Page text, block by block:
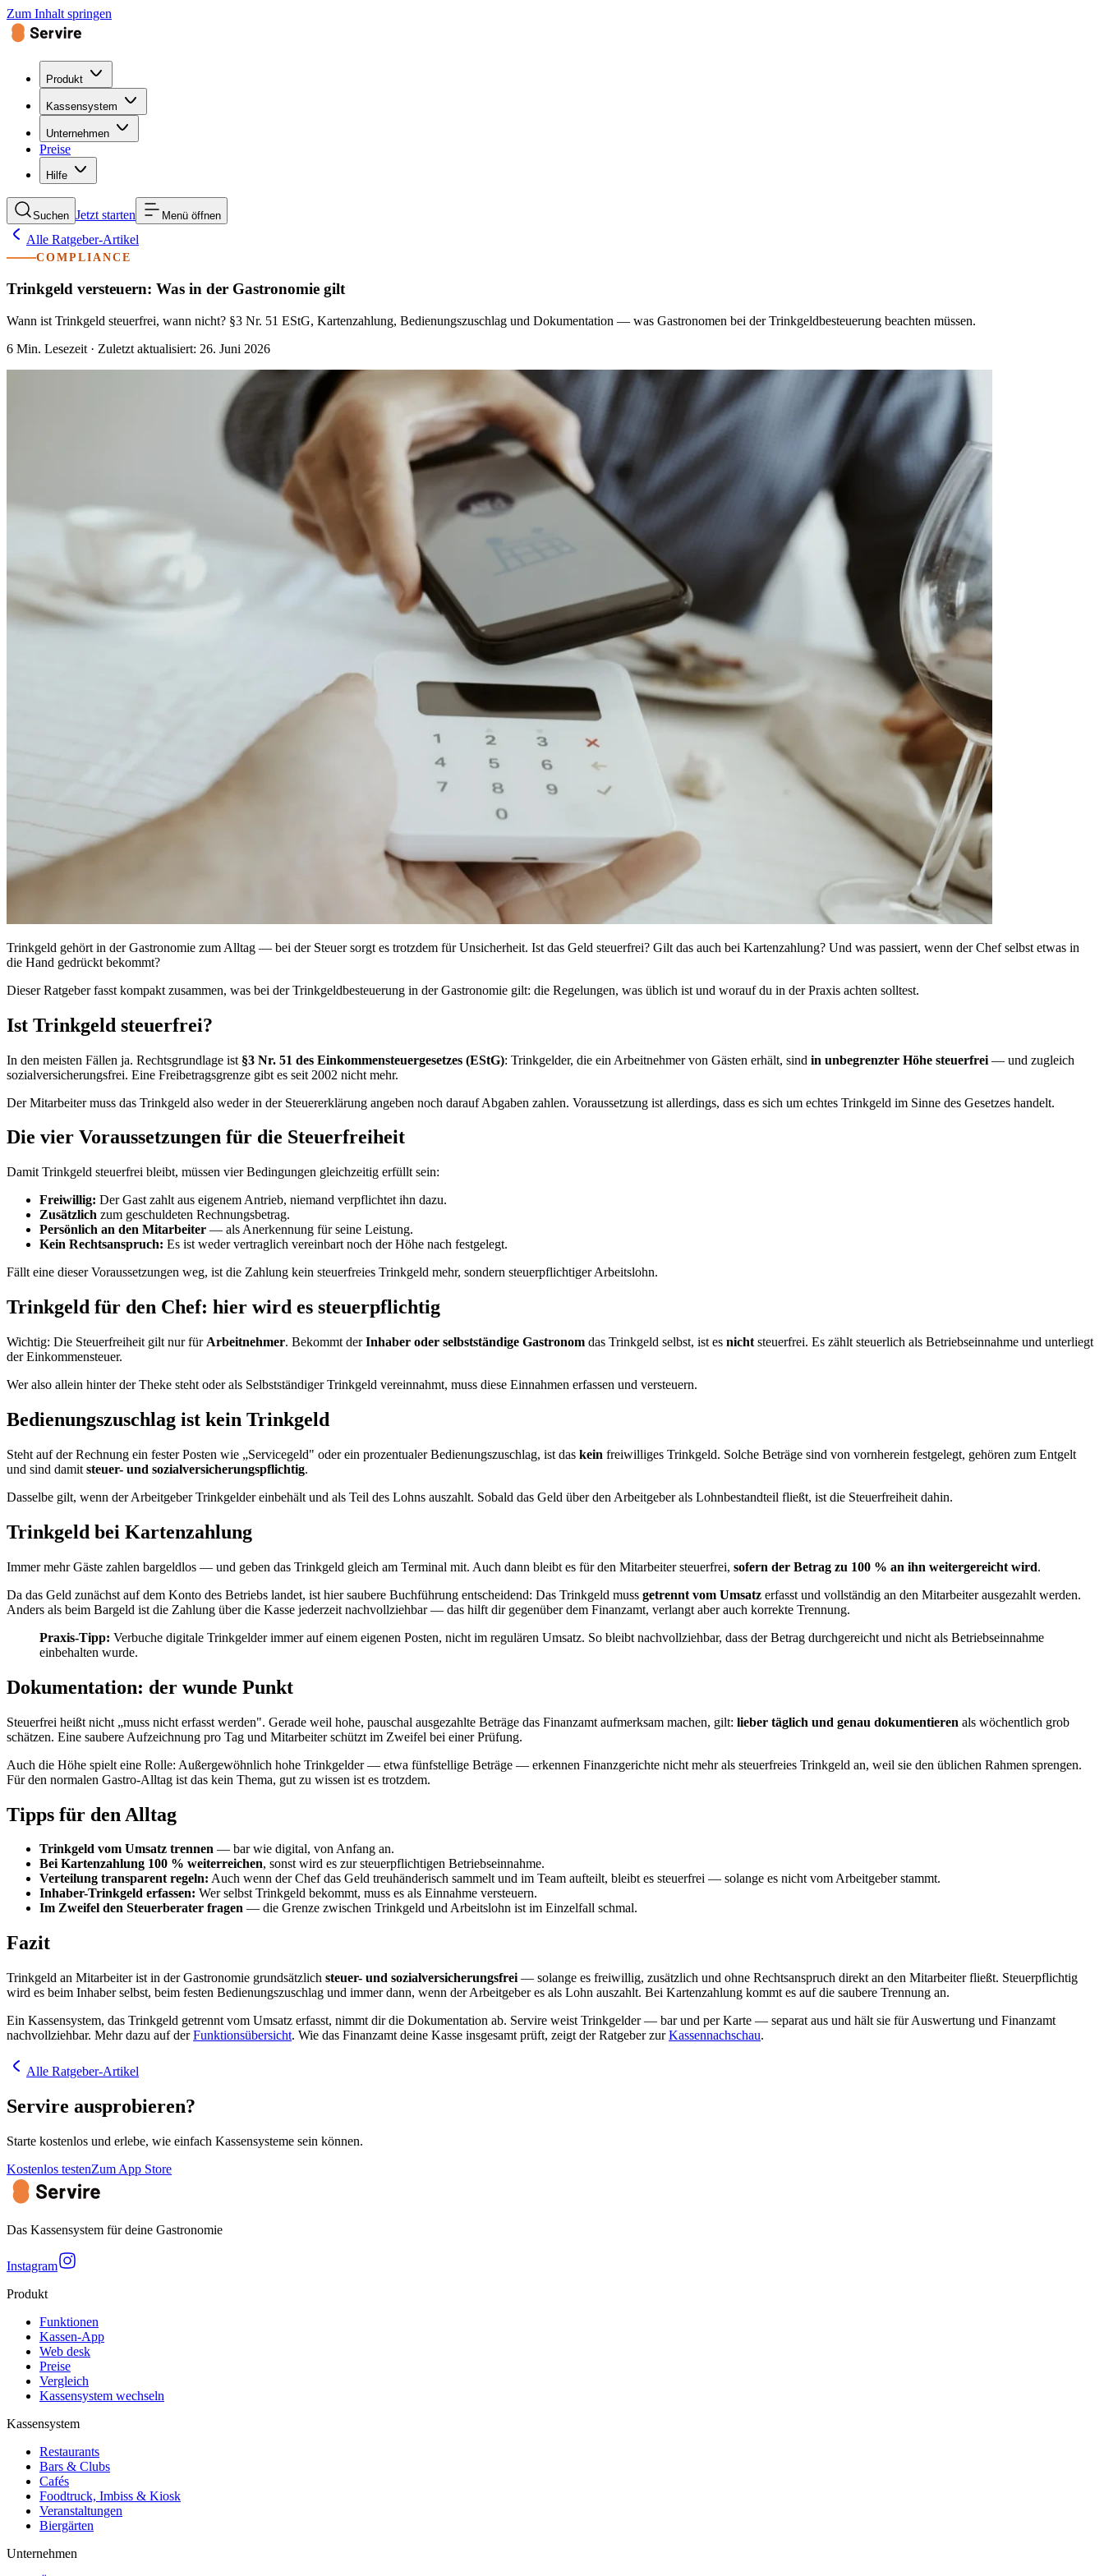
Zum Inhalt springen
Produkt
Kassensystem
Unternehmen
Preise
Hilfe
Suchen Jetzt starten Menü öffnen
Alle Ratgeber-Artikel
COMPLIANCE
Trinkgeld versteuern: Was in der Gastronomie gilt
Wann ist Trinkgeld steuerfrei, wann nicht? §3 Nr. 51 EStG, Kartenzahlung, Bedienungszuschlag und Dokumentation — was Gastronomen bei der Trinkgeldbesteuerung beachten müssen.
6 Min. Lesezeit · Zuletzt aktualisiert: 26. Juni 2026
Trinkgeld gehört in der Gastronomie zum Alltag — bei der Steuer sorgt es trotzdem für Unsicherheit. Ist das Geld steuerfrei? Gilt das auch bei Kartenzahlung? Und was passiert, wenn der Chef selbst etwas in
die Hand gedrückt bekommt?
Dieser Ratgeber fasst kompakt zusammen, was bei der Trinkgeldbesteuerung in der Gastronomie gilt: die Regelungen, was üblich ist und worauf du in der Praxis achten solltest.
Ist Trinkgeld steuerfrei?
In den meisten Fällen ja. Rechtsgrundlage ist §3 Nr. 51 des Einkommensteuergesetzes (EStG): Trinkgelder, die ein Arbeitnehmer von Gästen erhält, sind in unbegrenzter Höhe steuerfrei — und zugleich
sozialversicherungsfrei. Eine Freibetragsgrenze gibt es seit 2002 nicht mehr.
Der Mitarbeiter muss das Trinkgeld also weder in der Steuererklärung angeben noch darauf Abgaben zahlen. Voraussetzung ist allerdings, dass es sich um echtes Trinkgeld im Sinne des Gesetzes handelt.
Die vier Voraussetzungen für die Steuerfreiheit
Damit Trinkgeld steuerfrei bleibt, müssen vier Bedingungen gleichzeitig erfüllt sein:
Freiwillig: Der Gast zahlt aus eigenem Antrieb, niemand verpflichtet ihn dazu.
Zusätzlich zum geschuldeten Rechnungsbetrag.
Persönlich an den Mitarbeiter — als Anerkennung für seine Leistung.
Kein Rechtsanspruch: Es ist weder vertraglich vereinbart noch der Höhe nach festgelegt.
Fällt eine dieser Voraussetzungen weg, ist die Zahlung kein steuerfreies Trinkgeld mehr, sondern steuerpflichtiger Arbeitslohn.
Trinkgeld für den Chef: hier wird es steuerpflichtig
Wichtig: Die Steuerfreiheit gilt nur für Arbeitnehmer. Bekommt derInhaber oder selbstständige Gastronom das Trinkgeld selbst, ist es nicht steuerfrei. Es zählt steuerlich als Betriebseinnahme und unterliegt
der Einkommensteuer.
Wer also allein hinter der Theke steht oder als Selbstständiger Trinkgeld vereinnahmt, muss diese Einnahmen erfassen und versteuern.
Bedienungszuschlag ist kein Trinkgeld
Steht auf der Rechnung ein fester Posten wie „Servicegeld" oder ein prozentualer Bedienungszuschlag, ist das kein freiwilliges Trinkgeld. Solche Beträge sind von vornherein festgelegt, gehören zum Entgelt
und sind damit steuer- und sozialversicherungspflichtig.
Dasselbe gilt, wenn der Arbeitgeber Trinkgelder einbehält und als Teil des Lohns auszahlt. Sobald das Geld über den Arbeitgeber als Lohnbestandteil fließt, ist die Steuerfreiheit dahin.
Trinkgeld bei Kartenzahlung
Immer mehr Gäste zahlen bargeldlos — und geben das Trinkgeld gleich am Terminal mit. Auch dann bleibt es für den Mitarbeiter steuerfrei, sofern der Betrag zu 100 % an ihn weitergereicht wird.
Da das Geld zunächst auf dem Konto des Betriebs landet, ist hier saubere Buchführung entscheidend: Das Trinkgeld muss getrennt vom Umsatz erfasst und vollständig an den Mitarbeiter ausgezahlt werden.
Anders als beim Bargeld ist die Zahlung über die Kasse jederzeit nachvollziehbar — das hilft dir gegenüber dem Finanzamt, verlangt aber auch korrekte Trennung.
Praxis-Tipp: Verbuche digitale Trinkgelder immer auf einem eigenen Posten, nicht im regulären Umsatz. So bleibt nachvollziehbar, dass der Betrag durchgereicht und nicht als Betriebseinnahme
einbehalten wurde.
Dokumentation: der wunde Punkt
Steuerfrei heißt nicht „muss nicht erfasst werden". Gerade weil hohe, pauschal ausgezahlte Beträge das Finanzamt aufmerksam machen, gilt: lieber täglich und genau dokumentieren als wöchentlich grob
schätzen. Eine saubere Aufzeichnung pro Tag und Mitarbeiter schützt im Zweifel bei einer Prüfung.
Auch die Höhe spielt eine Rolle: Außergewöhnlich hohe Trinkgelder — etwa fünfstellige Beträge — erkennen Finanzgerichte nicht mehr als steuerfreies Trinkgeld an, weil sie den üblichen Rahmen sprengen.
Für den normalen Gastro-Alltag ist das kein Thema, gut zu wissen ist es trotzdem.
Tipps für den Alltag
Trinkgeld vom Umsatz trennen — bar wie digital, von Anfang an.
Bei Kartenzahlung 100 % weiterreichen, sonst wird es zur steuerpflichtigen Betriebseinnahme.
Verteilung transparent regeln: Auch wenn der Chef das Geld treuhänderisch sammelt und im Team aufteilt, bleibt es steuerfrei — solange es nicht vom Arbeitgeber stammt.
Inhaber-Trinkgeld erfassen: Wer selbst Trinkgeld bekommt, muss es als Einnahme versteuern.
Im Zweifel den Steuerberater fragen — die Grenze zwischen Trinkgeld und Arbeitslohn ist im Einzelfall schmal.
Fazit
Trinkgeld an Mitarbeiter ist in der Gastronomie grundsätzlich steuer- und sozialversicherungsfrei — solange es freiwillig, zusätzlich und ohne Rechtsanspruch direkt an den Mitarbeiter fließt. Steuerpflichtig
wird es beim Inhaber selbst, beim festen Bedienungszuschlag und immer dann, wenn der Arbeitgeber es als Lohn auszahlt. Bei Kartenzahlung kommt es auf die saubere Trennung an.
Ein Kassensystem, das Trinkgeld getrennt vom Umsatz erfasst, nimmt dir die Dokumentation ab. Servire weist Trinkgelder — bar und per Karte — separat aus und hält sie für Auswertung und Finanzamt
nachvollziehbar. Mehr dazu auf derFunktionsübersicht. Wie das Finanzamt deine Kasse insgesamt prüft, zeigt der Ratgeber zurKassennachschau.
Alle Ratgeber-Artikel
Servire ausprobieren?
Starte kostenlos und erlebe, wie einfach Kassensysteme sein können.
Kostenlos testenZum App Store
Das Kassensystem für deine Gastronomie
Instagram
Produkt
Funktionen
Kassen-App
Web desk
Preise
Vergleich
Kassensystem wechseln
Kassensystem
Restaurants
Bars & Clubs
Cafés
Foodtruck, Imbiss & Kiosk
Veranstaltungen
Biergärten
Unternehmen